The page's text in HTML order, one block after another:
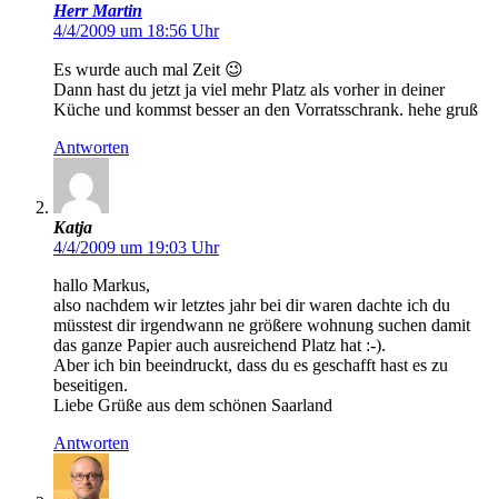
Herr Martin
4/4/2009 um 18:56 Uhr
Es wurde auch mal Zeit 😉
Dann hast du jetzt ja viel mehr Platz als vorher in deiner
Küche und kommst besser an den Vorratsschrank. hehe gruß
Antworten
Katja
4/4/2009 um 19:03 Uhr
hallo Markus,
also nachdem wir letztes jahr bei dir waren dachte ich du
müsstest dir irgendwann ne größere wohnung suchen damit
das ganze Papier auch ausreichend Platz hat :-).
Aber ich bin beeindruckt, dass du es geschafft hast es zu
beseitigen.
Liebe Grüße aus dem schönen Saarland
Antworten